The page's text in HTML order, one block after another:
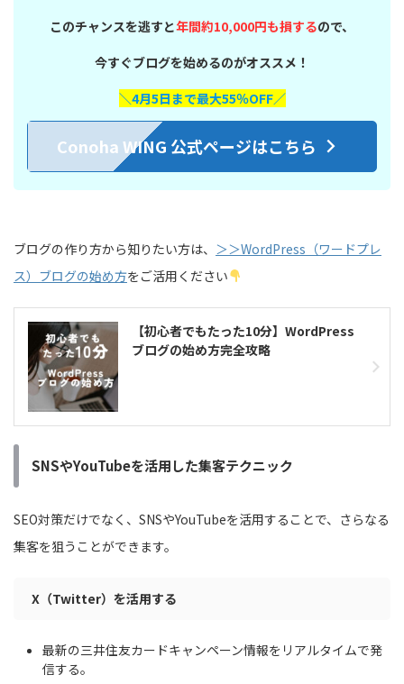
このチャンスを逃すと年間約10,000円も損するので、
今すぐブログを始めるのがオススメ！
＼4月5日まで最大55％OFF／
Conoha WING 公式ページはこちら
ブログの作り方から知りたい方は、 ＞＞WordPress（ワードプレ
ス）ブログの始め方をご活用ください
【初心者でもたった10分】WordPress
ブログの始め方完全攻略
SNSやYouTubeを活用した集客テクニック
SEO対策だけでなく、SNSやYouTubeを活用することで、さらなる
集客を狙うことができます。
X（Twitter）を活用する
最新の三井住友カードキャンペーン情報をリアルタイムで発
信する。